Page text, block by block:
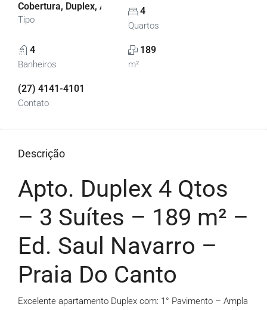
Cobertura, Duplex, Apartamentos
Tipo
4
Quartos
4
Banheiros
189
m²
(27) 4141-4101
Contato
Descrição
Apto. Duplex 4 Qtos
– 3 Suítes – 189 m² –
Ed. Saul Navarro –
Praia Do Canto
Excelente apartamento Duplex com: 1° Pavimento – Ampla